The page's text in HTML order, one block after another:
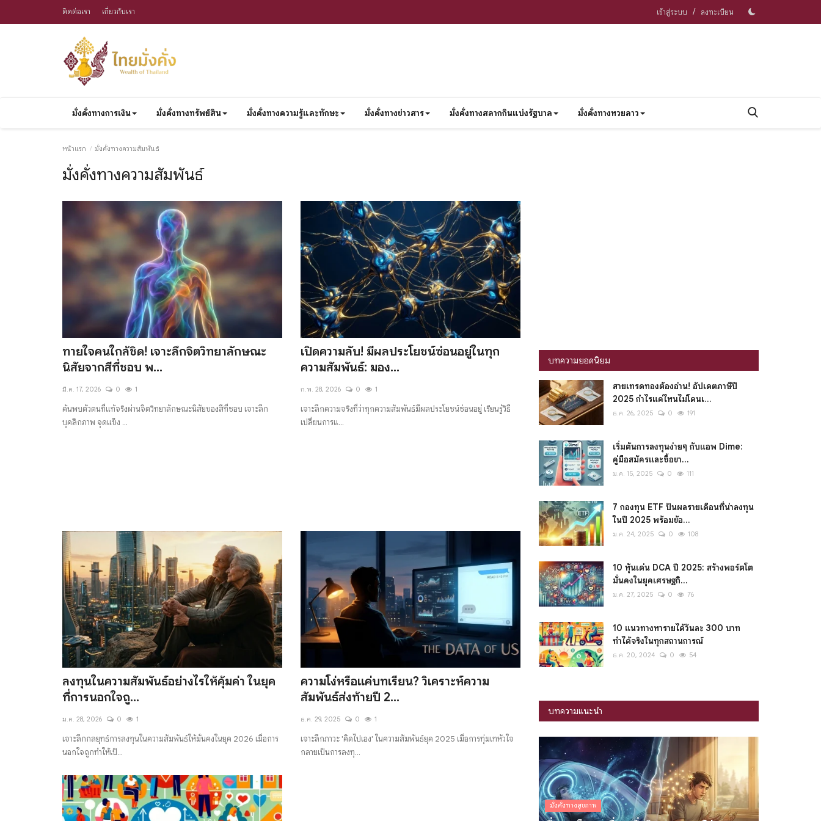
ติดต่อเรา เกี่ยวกับเรา เข้าสู่ระบบ / ลงทะเบียน
มั่งคั่งทางการเงิน มั่งคั่งทางทรัพย์สิน มั่งคั่งทางความรู้และทักษะ มั่งคั่งทางข่าวสาร มั่งคั่งทางสลากกินแบ่งรัฐบาล มั่งคั่งทางหวยลาว
หน้าแรก มั่งคั่งทางความสัมพันธ์
มั่งคั่งทางความสัมพันธ์
ทายใจคนใกล้ชิด! เจาะลึกจิตวิทยาลักษณะ
นิสัยจากสีที่ชอบ พ...
มี.ค. 17, 2026 0 1
ค้นพบตัวตนที่แท้จริงผ่านจิตวิทยาลักษณะนิสัยของสีที่ชอบ เจาะลึก
บุคลิกภาพ จุดแข็ง ...
เปิดความลับ! มีผลประโยชน์ซ่อนอยู่ในทุก
ความสัมพันธ์: มอง...
ก.พ. 28, 2026 0 1
เจาะลึกความจริงที่ว่าทุกความสัมพันธ์มีผลประโยชน์ซ่อนอยู่ เรียนรู้วิธี
เปลี่ยนการแ...
ลงทุนในความสัมพันธ์อย่างไรให้คุ้มค่า ในยุค
ที่การนอกใจถู...
ม.ค. 28, 2026 0 1
เจาะลึกกลยุทธ์การลงทุนในความสัมพันธ์ให้มั่นคงในยุค 2026 เมื่อการ
นอกใจถูกทำให้เป็...
ความโง่หรือแค่บทเรียน? วิเคราะห์ความ
สัมพันธ์ส่งท้ายปี 2...
ธ.ค. 29, 2025 0 1
เจาะลึกภาวะ 'คิดไปเอง' ในความสัมพันธ์ยุค 2025 เมื่อการทุ่มเทหัวใจ
กลายเป็นการลงทุ...
บทความยอดนิยม
สายเทรดทองต้องอ่าน! อัปเดตภาษีปี
2025 กำไรแค่ไหนไม่โดนเ...
ธ.ค. 26, 2025 0 191
เริ่มต้นการลงทุนง่ายๆ กับแอพ Dime:
คู่มือสมัครและซื้อขา...
ม.ค. 15, 2025 0 111
7 กองทุน ETF ปันผลรายเดือนที่น่าลงทุน
ในปี 2025 พร้อมข้อ...
ม.ค. 24, 2025 0 108
10 หุ้นเด่น DCA ปี 2025: สร้างพอร์ตโต
มั่นคงในยุคเศรษฐกิ...
ม.ค. 27, 2025 0 76
10 แนวทางหารายได้วันละ 300 บาท
ทำได้จริงในทุกสถานการณ์
ธ.ค. 20, 2024 0 54
บทความแนะนำ
มั่งคั่งทางสุขภาพ